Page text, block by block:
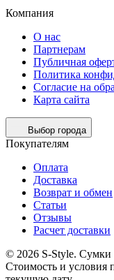
Компания
О нас
Партнерам
Публичная
Политика
Согласие на
Карта сайта
Выбор города
Покупателям
Оплата
Доставка
Возврат и обмен
Статьи
Отзывы
Расчет доставки
© 2026 S-Style. Сумки
Cтоимость и условия